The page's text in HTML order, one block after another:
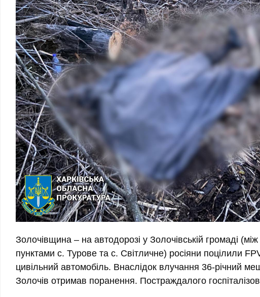
Золочівщина – на автодорозі у Золочівській громаді
пунктами с. Турове та с. Світличне) росіяни поцілили
цивільний автомобіль. Внаслідок влучання 36-річний
Золочів отримав поранення. Постраждалого